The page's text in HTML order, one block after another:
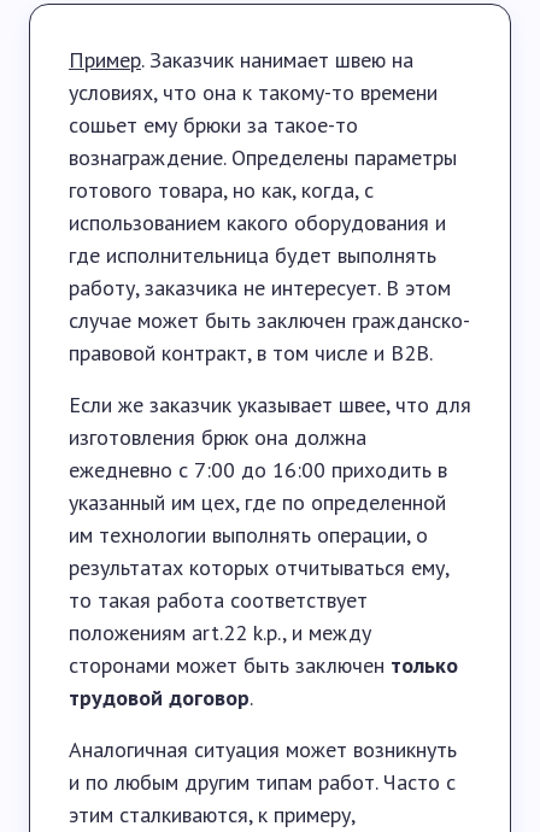
Пример. Заказчик нанимает швею на
условиях, что она к такому-то времени
сошьет ему брюки за такое-то
вознаграждение. Определены параметры
готового товара, но как, когда, с
использованием какого оборудования и
где исполнительница будет выполнять
работу, заказчика не интересует. В этом
случае может быть заключен гражданско-
правовой контракт, в том числе и B2B.
Если же заказчик указывает швее, что для
изготовления брюк она должна
ежедневно с 7:00 до 16:00 приходить в
указанный им цех, где по определенной
им технологии выполнять операции, о
результатах которых отчитываться ему,
то такая работа соответствует
положениям art.22 k.p., и между
сторонами может быть заключен только
трудовой договор.
Аналогичная ситуация может возникнуть
и по любым другим типам работ. Часто с
этим сталкиваются, к примеру,